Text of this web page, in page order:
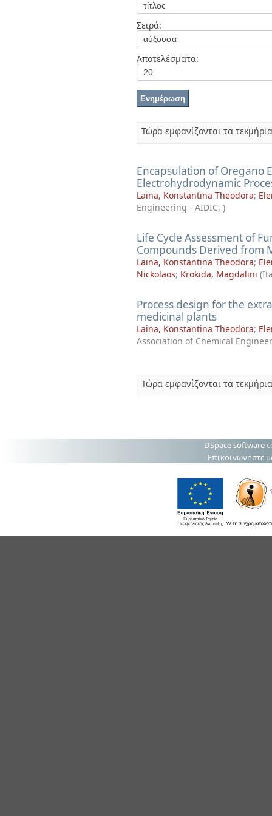
Σειρά:
Αποτελέσματα:
Τώρα εμφανίζονται τα
Encapsulation of Oregano
Electrohydrodynamic
Laina, Konstantina Theodora;
Engineering - AIDIC, )
Life Cycle Assessment of
Compounds Derived from
Laina, Konstantina Theodora;
Nickolaos; Krokida, Magdalini (
Process design for the
medicinal plants
Laina, Konstantina Theodora;
Association of Chemical
Τώρα εμφανίζονται τα
DSpace software
Επικοινωνήστε